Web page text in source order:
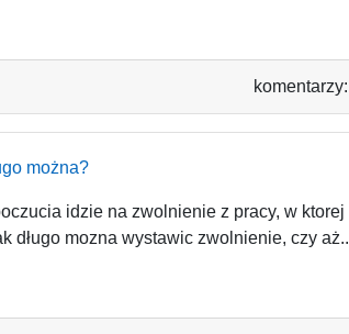
można?
idzie na zwolnienie z pracy, w ktorej
długo mozna wystawic zwolnienie, czy